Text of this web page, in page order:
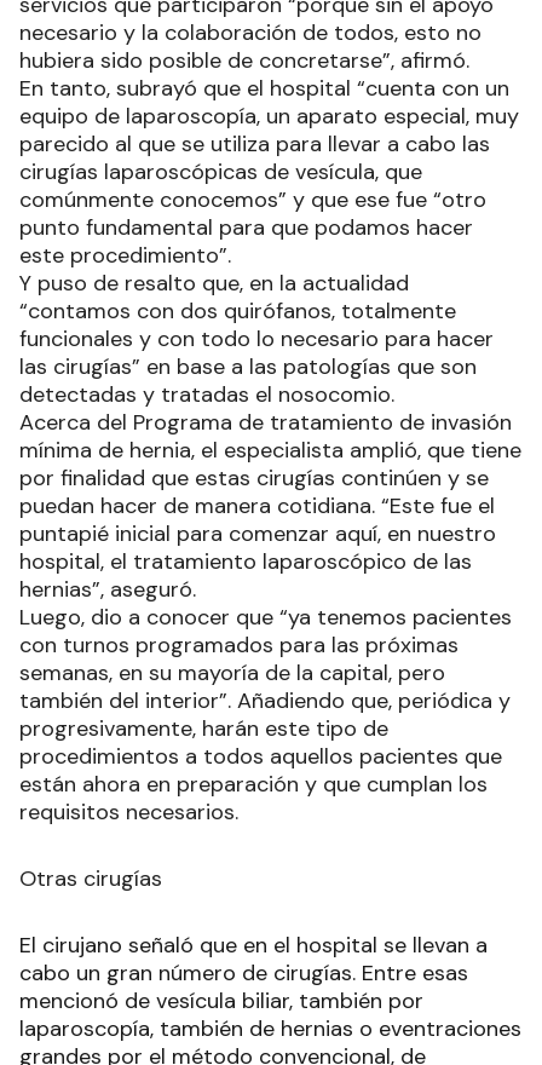
necesario y la colaboración de todos, esto no
hubiera sido posible de concretarse”, afirmó.
En tanto, subrayó que el hospital “cuenta con un
equipo de laparoscopía, un aparato especial, muy
parecido al que se utiliza para llevar a cabo las
cirugías laparoscópicas de vesícula, que
comúnmente conocemos” y que ese fue “otro
punto fundamental para que podamos hacer
este procedimiento”.
Y puso de resalto que, en la actualidad
“contamos con dos quirófanos, totalmente
funcionales y con todo lo necesario para hacer
las cirugías” en base a las patologías que son
detectadas y tratadas el nosocomio.
Acerca del Programa de tratamiento de invasión
mínima de hernia, el especialista amplió, que tiene
por finalidad que estas cirugías continúen y se
puedan hacer de manera cotidiana. “Este fue el
puntapié inicial para comenzar aquí, en nuestro
hospital, el tratamiento laparoscópico de las
hernias”, aseguró.
Luego, dio a conocer que “ya tenemos pacientes
con turnos programados para las próximas
semanas, en su mayoría de la capital, pero
también del interior”. Añadiendo que, periódica y
progresivamente, harán este tipo de
procedimientos a todos aquellos pacientes que
están ahora en preparación y que cumplan los
requisitos necesarios.
Otras cirugías
El cirujano señaló que en el hospital se llevan a
cabo un gran número de cirugías. Entre esas
mencionó de vesícula biliar, también por
laparoscopía, también de hernias o eventraciones
grandes por el método convencional, de